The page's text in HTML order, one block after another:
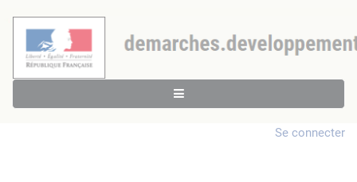
Se connecter